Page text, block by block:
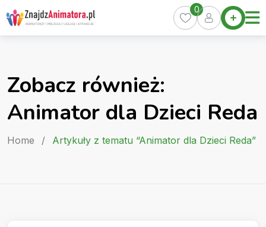
Skip
to
content
Home
Oferty
Kurs
0
Zobacz również:
Animator dla Dzieci Reda
Home / Artykuły z tematu “Animator dla Dzieci Reda”